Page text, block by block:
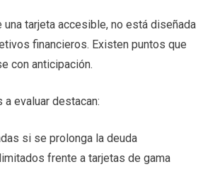
una tarjeta accesible, no está diseñada
financieros. Existen puntos que
con anticipación.
evaluar destacan:
si se prolonga la deuda
frente a tarjetas de gama